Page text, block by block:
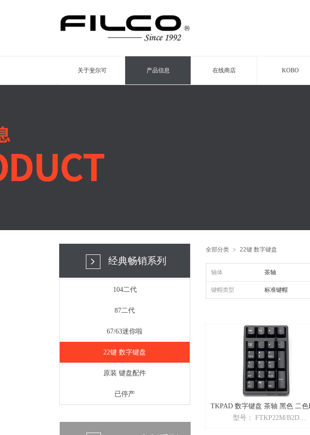
关于斐尔可 产品信息 在线商店 KOBO
넲 经典畅销系列
104二代
87二代
67/63迷你啦
22键 数字键盘
原装 键盘配件
已停产
TKPAD 数字键盘 茶轴 黑色 二色
型号： FTKP22M/B2D
全部分类 ꁇ 22键 数字键盘
轴体 茶轴
键帽类型 标准键帽